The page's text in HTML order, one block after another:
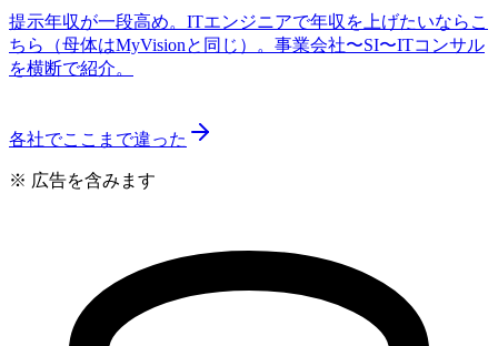
提示年収が一段高め。ITエンジニアで年収を上げたいならこ
ちら（母体はMyVisionと同じ）。事業会社〜SI〜ITコンサル
を横断で紹介。
各社でここまで違った
※ 広告を含みます